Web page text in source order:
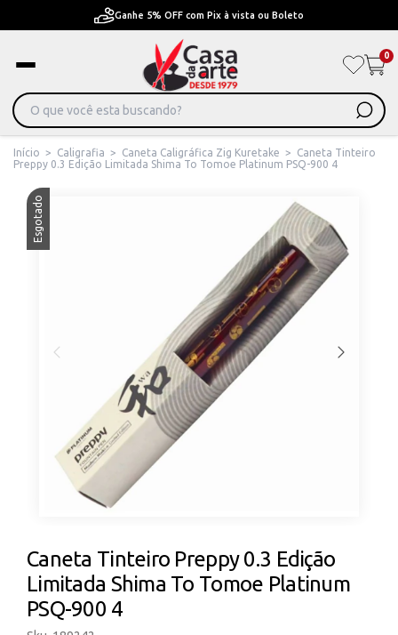
Ganhe 5% OFF com Pix à vista ou Boleto
0
Início > Caligrafia > Caneta Caligráfica Zig Kuretake >
Caneta Tinteiro
Preppy 0.3 Edição Limitada Shima To Tomoe Platinum PSQ-900 4
Esgotado
Caneta Tinteiro Preppy 0.3 Edição
Limitada Shima To Tomoe Platinum
PSQ-900 4